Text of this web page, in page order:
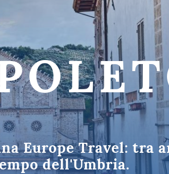
Campania Lazio
Puglia Umbria
Europe Travel: tra
dell'Umbria.